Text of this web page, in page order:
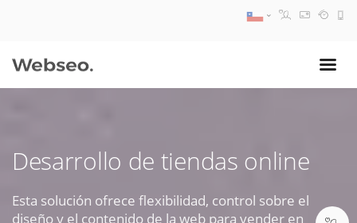
Desarrollo de tiendas online
Esta solución ofrece flexibilidad, control sobre el
diseño y el contenido de la web para vender en
09:30 AM A 18:30 PM
soporte@webseo.cl